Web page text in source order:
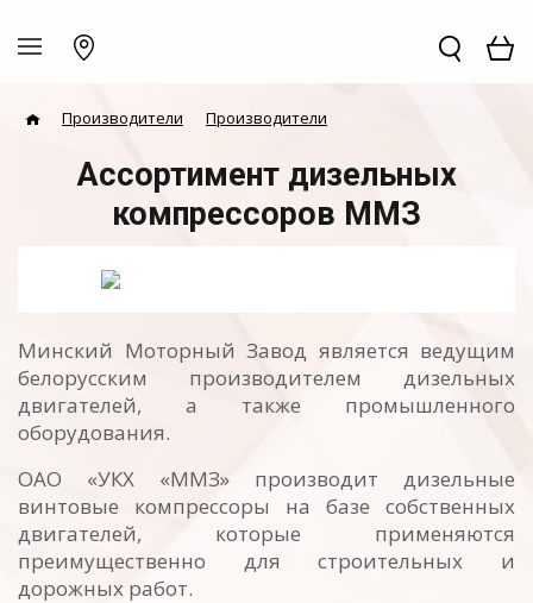
Производители Производители
Ассортимент дизельных
компрессоров ММЗ
Минский Моторный Завод является ведущим
белорусским производителем дизельных
двигателей, а также промышленного
оборудования.
ОАО «УКХ «ММЗ» производит дизельные
винтовые компрессоры на базе собственных
двигателей, которые применяются
преимущественно для строительных и
дорожных работ.